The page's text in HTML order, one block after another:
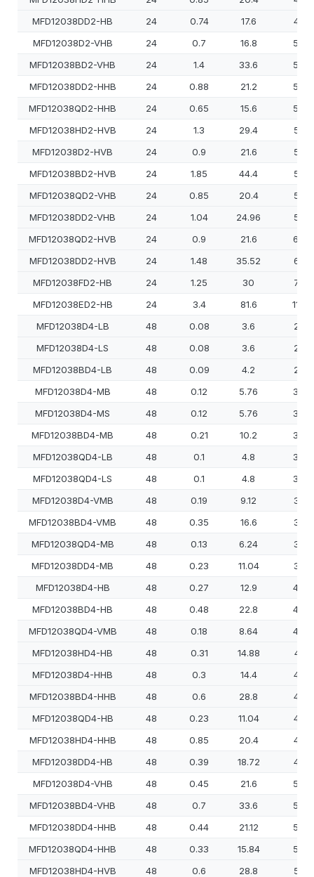
MFD12038DD2-HB
24 0.74 17.6
MFD12038D2-VHB
24 0.7 16.8
MFD12038BD2-VHB
24 1.4 33.6
MFD12038DD2-HHB
24 0.88 21.2
MFD12038QD2-HHB
24 0.65 15.6
MFD12038HD2-HVB
24 1.3 29.4
MFD12038D2-HVB
24 0.9 21.6
MFD12038BD2-HVB
24 1.85 44.4
MFD12038QD2-VHB
24 0.85 20.4
MFD12038DD2-VHB
24 1.04 24.96
MFD12038QD2-HVB
24 0.9 21.6
MFD12038DD2-HVB
24 1.48 35.52
MFD12038FD2-HB
24 1.25 30
MFD12038ED2-HB
24 3.4 81.6
MFD12038D4-LB
48 0.08 3.6
MFD12038D4-LS
48 0.08 3.6
MFD12038BD4-LB
48 0.09 4.2
MFD12038D4-MB
48 0.12 5.76
MFD12038D4-MS
48 0.12 5.76
MFD12038BD4-MB
48 0.21 10.2
MFD12038QD4-LB
48 0.1 4.8
MFD12038QD4-LS
48 0.1 4.8
MFD12038D4-VMB
48 0.19 9.12
MFD12038BD4-VMB
48 0.35 16.6
MFD12038QD4-MB
48 0.13 6.24
MFD12038DD4-MB
48 0.23 11.04
MFD12038D4-HB
48 0.27 12.9
MFD12038BD4-HB
48 0.48 22.8
MFD12038QD4-VMB
48 0.18 8.64
MFD12038HD4-HB
48 0.31 14.88
MFD12038D4-HHB
48 0.3 14.4
MFD12038BD4-HHB
48 0.6 28.8
MFD12038QD4-HB
48 0.23 11.04
MFD12038HD4-HHB
48 0.85 20.4
MFD12038DD4-HB
48 0.39 18.72
MFD12038D4-VHB
48 0.45 21.6
MFD12038BD4-VHB
48 0.7 33.6
MFD12038DD4-HHB
48 0.44 21.12
MFD12038QD4-HHB
48 0.33 15.84
MFD12038HD4-HVB
48 0.6 28.8